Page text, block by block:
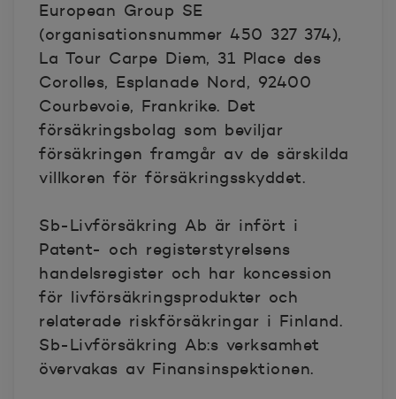
European Group SE
(organisationsnummer 450 327 374),
La Tour Carpe Diem, 31 Place des
Corolles, Esplanade Nord, 92400
Courbevoie, Frankrike. Det
försäkringsbolag som beviljar
försäkringen framgår av de särskilda
villkoren för försäkringsskyddet.
Sb-Livförsäkring Ab är infört i
Patent- och registerstyrelsens
handelsregister och har koncession
för livförsäkringsprodukter och
relaterade riskförsäkringar i Finland.
Sb-Livförsäkring Ab:s verksamhet
övervakas av Finansinspektionen.